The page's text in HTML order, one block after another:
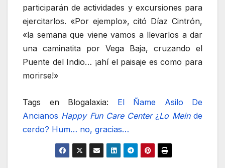
participarán de actividades y excursiones para
ejercitarlos. «Por ejemplo», citó Díaz Cintrón,
«la semana que viene vamos a llevarlos a dar
una caminatita por Vega Baja, cruzando el
Puente del Indio… ¡ahí el paisaje es como para
morirse!»
Tags en Blogalaxia: El Ñame
Asilo De
Ancianos Happy Fun Care Center ¿Lo Meinde
cerdo? Hum… no, gracias…